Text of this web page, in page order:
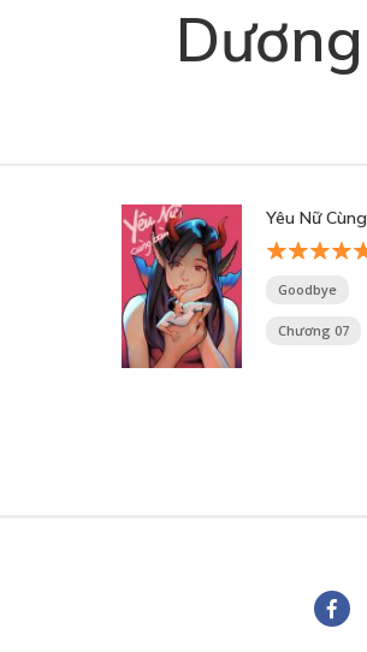
Yêu Nữ
Goodbye
Chương 07